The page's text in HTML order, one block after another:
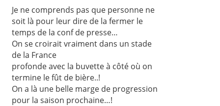
Je ne comprends pas que personne ne
soit là pour leur dire de la fermer le
temps de la conf de presse…
On se croirait vraiment dans un stade
de la France
profonde avec la buvette à côté où on
termine le fût de bière..!
On a là une belle marge de progression
pour la saison prochaine…!